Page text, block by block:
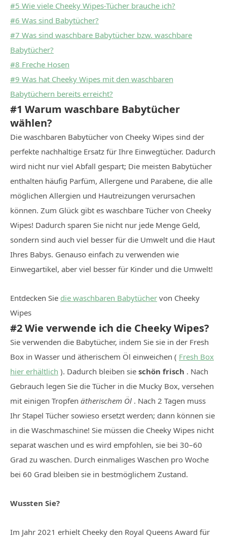
#5 Wie viele Cheeky Wipes-Tücher brauche ich?
#6 Was sind Babytücher?
#7 Was sind waschbare Babytücher bzw. waschbare
Babytücher?
#8 Freche Hosen
#9 Was hat Cheeky Wipes mit den waschbaren
Babytüchern bereits erreicht?
#1 Warum waschbare Babytücher
wählen?
Die waschbaren Babytücher von Cheeky Wipes sind der
perfekte nachhaltige Ersatz für Ihre Einwegtücher. Dadurch
wird nicht nur viel Abfall gespart; Die meisten Babytücher
enthalten häufig Parfüm, Allergene und Parabene, die alle
möglichen Allergien und Hautreizungen verursachen
können. Zum Glück gibt es waschbare Tücher von Cheeky
Wipes! Dadurch sparen Sie nicht nur jede Menge Geld,
sondern sind auch viel besser für die Umwelt und die Haut
Ihres Babys. Genauso einfach zu verwenden wie
Einwegartikel, aber viel besser für Kinder und die Umwelt!
Entdecken Sie die waschbaren Babytücher von Cheeky
Wipes
#2 Wie verwende ich die Cheeky Wipes?
Sie verwenden die Babytücher, indem Sie sie in der Fresh
Box in Wasser und ätherischem Öl einweichen ( Fresh Box
hier erhältlich ). Dadurch bleiben sie schön frisch . Nach
Gebrauch legen Sie die Tücher in die Mucky Box, versehen
mit einigen Tropfen ätherischem Öl . Nach 2 Tagen muss
Ihr Stapel Tücher sowieso ersetzt werden; dann können sie
in die Waschmaschine! Sie müssen die Cheeky Wipes nicht
separat waschen und es wird empfohlen, sie bei 30–60
Grad zu waschen. Durch einmaliges Waschen pro Woche
bei 60 Grad bleiben sie in bestmöglichem Zustand.
Wussten Sie?
Im Jahr 2021 erhielt Cheeky den Royal Queens Award für